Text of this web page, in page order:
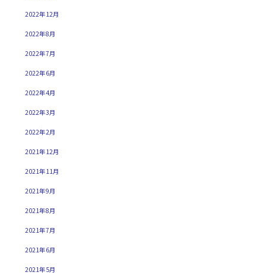
2022年12月
2022年8月
2022年7月
2022年6月
2022年4月
2022年3月
2022年2月
2021年12月
2021年11月
2021年9月
2021年8月
2021年7月
2021年6月
2021年5月